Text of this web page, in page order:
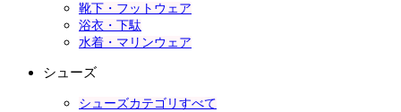
靴下・フットウェア
浴衣・下駄
水着・マリンウェア
シューズ
シューズカテゴリすべて